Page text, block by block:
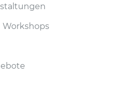
Workshops